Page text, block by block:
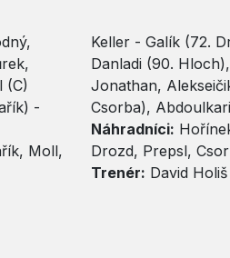
(C)
-
Moll,
Keller - Galík (72.
Danladi (90.
Jonathan,
Csorba),
Náhradníci:
Drozd, Prepsl,
Trenér: David Holiš